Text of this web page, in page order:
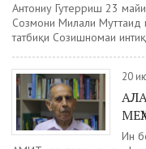
Антониу Гутерриш 23
Созмони Милали
татбиқи Созишномаи
20
Ин